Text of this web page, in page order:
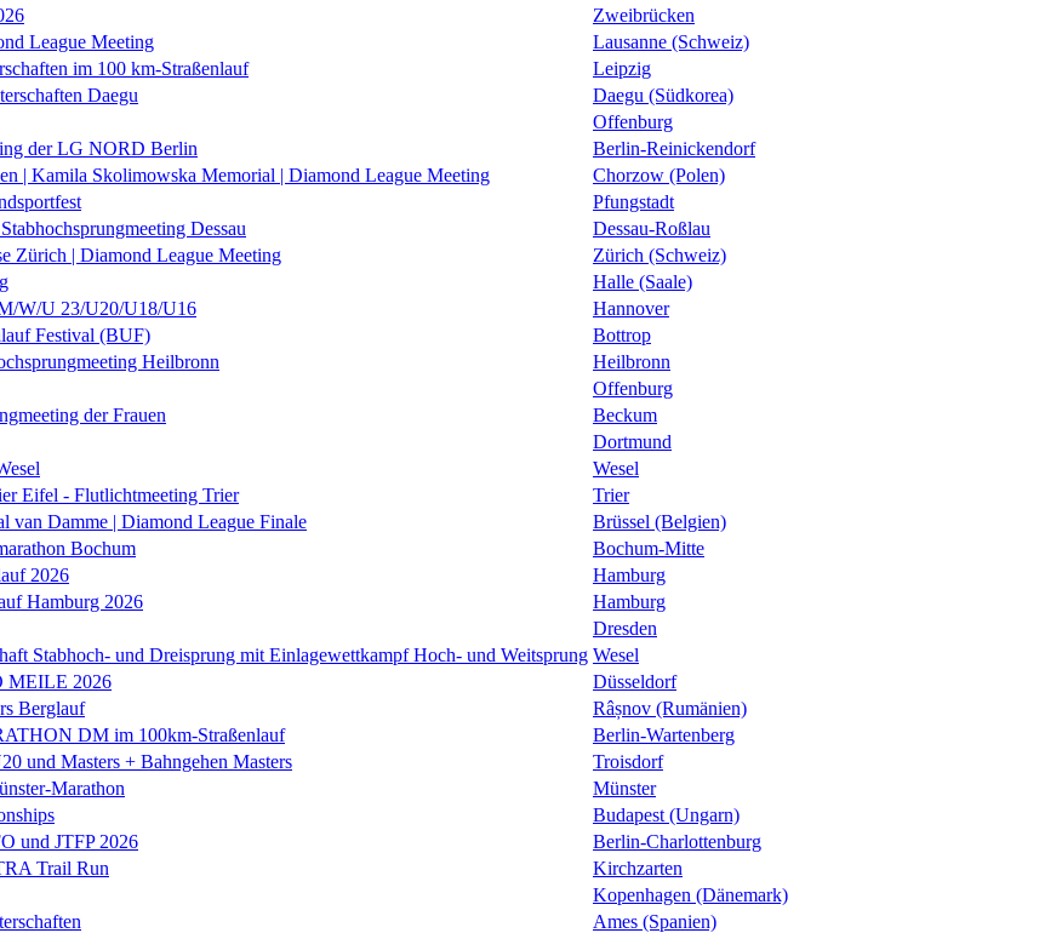
Zweibrücken
League Meeting
Lausanne (Schweiz)
im 100 km-Straßenlauf
Leipzig
Daegu
Daegu (Südkorea)
Offenburg
der LG NORD Berlin
Berlin-Reinickendorf
| Kamila Skolimowska Memorial | Diamond League Meeting
Chorzow (Polen)
Pfungstadt
Dessau
Dessau-Roßlau
Zürich | Diamond League Meeting
Zürich (Schweiz)
Halle (Saale)
W/U 23/U20/U18/U16
Hannover
Festival (BUF)
Bottrop
Heilbronn
Heilbronn
Offenburg
der Frauen
Beckum
Dortmund
Wesel
Eifel - Flutlichtmeeting Trier
Trier
van Damme | Diamond League Finale
Brüssel (Belgien)
Bochum
Bochum-Mitte
2026
Hamburg
Hamburg 2026
Hamburg
Dresden
Stabhoch- und Dreisprung mit Einlagewettkampf Hoch- und Weitsprung Wesel
MEILE 2026
Düsseldorf
Berglauf
Râșnov (Rumänien)
DM im 100km-Straßenlauf
Berlin-Wartenberg
und Masters + Bahngehen Masters
Troisdorf
Marathon
Münster
Budapest (Ungarn)
und JTFP 2026
Berlin-Charlottenburg
Trail Run
Kirchzarten
Kopenhagen (Dänemark)
Ames (Spanien)